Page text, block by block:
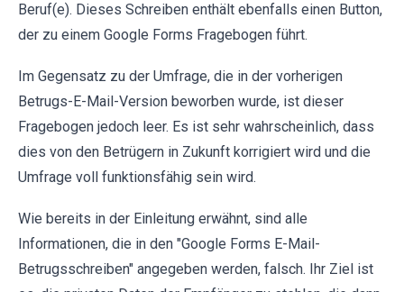
Beruf(e). Dieses Schreiben enthält ebenfalls einen Button,
der zu einem Google Forms Fragebogen führt.
Im Gegensatz zu der Umfrage, die in der vorherigen
Betrugs-E-Mail-Version beworben wurde, ist dieser
Fragebogen jedoch leer. Es ist sehr wahrscheinlich, dass
dies von den Betrügern in Zukunft korrigiert wird und die
Umfrage voll funktionsfähig sein wird.
Wie bereits in der Einleitung erwähnt, sind alle
Informationen, die in den "Google Forms E-Mail-
Betrugsschreiben" angegeben werden, falsch. Ihr Ziel ist